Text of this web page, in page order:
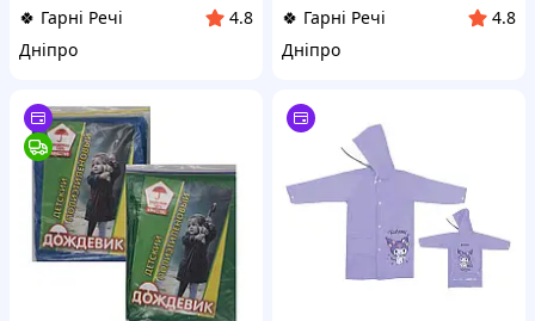
🍀 Гарні Речі
4.8
Дніпро
🍀 Гарні Речі
4.8
Дніпро